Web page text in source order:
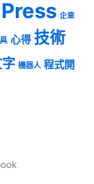
企業
心得 技術
機器人 程式開